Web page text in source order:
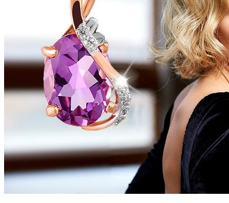
Лунный Календарь Окрашивания
Волос На Октябрь 2025 Года